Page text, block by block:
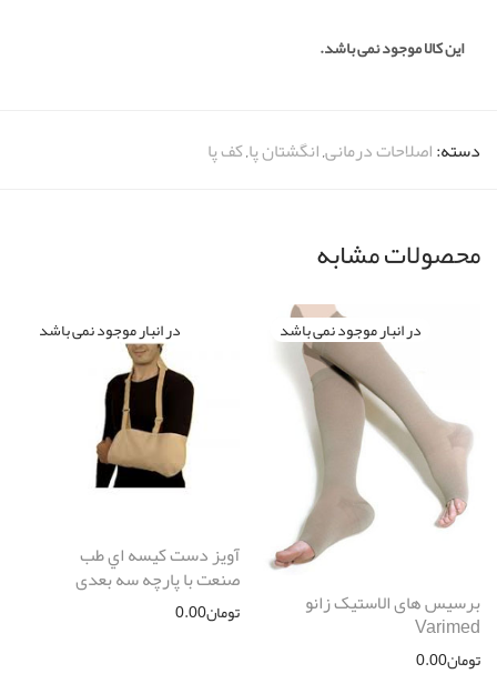
این کالا موجود نمی باشد.
دسته:اصلاحات درمانی,انگشتان پا,کف پا
محصولات مشابه
برسیس های الاستیک زانو
Varimed
تومان0.00
آويز دست كيسه اي طب
صنعت با پارچه سه بعدی
تومان0.00